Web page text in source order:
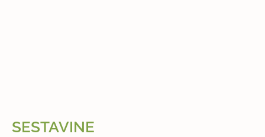
SESTAVINE